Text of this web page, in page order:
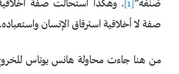
صُنْعُه”[1] . وهكذا استحالت صفة أخلاقية
صفة لا أخلاقية استرقاق الإنسان واستعباده.
من هنا جاءت محاولة هانس يوناس